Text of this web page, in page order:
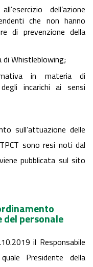
dell’azione
che non hanno
di prevenzione della
Whistleblowing;
in materia di
incarichi ai sensi
sull’attuazione delle
sono resi noti dal
pubblicata sul sito
personale
il Responsabile
Presidente della